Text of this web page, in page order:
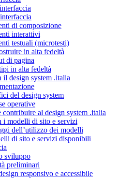
di composizione
interattivi
testuali (microtesti)
in alta fedeltà
di pagina
in alta fedeltà
il design system .italia
del design system
operative
contribuire al design system .italia
i modelli di sito e servizi
dell’utilizzo dei modelli
di sito e servizi disponibili
sviluppo
preliminari
responsivo e accessibile